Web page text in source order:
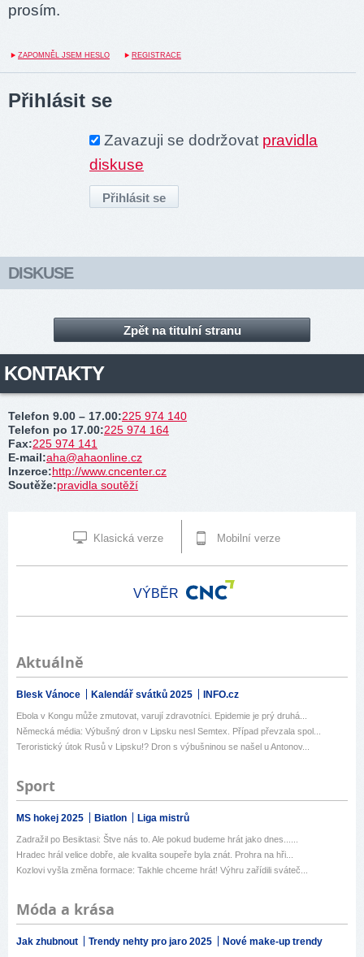
prosím.
ZAPOMNĚL JSEM HESLO REGISTRACE
Přihlásit se
Zavazuji se dodržovat pravidla
diskuse
DISKUSE
Zpět na titulní stranu
KONTAKTY
Telefon 9.00 – 17.00:225 974 140
Telefon po 17.00:225 974 164
Fax:225 974 141
E-mail:aha@ahaonline.cz
Inzerce:http://www.cncenter.cz
Soutěže:pravidla soutěží
Klasická verze Mobilní verze
VÝBĚR
Aktuálně
Blesk Vánoce Kalendář svátků 2025 INFO.cz
Ebola v Kongu může zmutovat, varují zdravotníci. Epidemie je prý druhá...
Německá média: Výbušný dron v Lipsku nesl Semtex. Případ převzala spol...
Teroristický útok Rusů v Lipsku!? Dron s výbušninou se našel u Antonov...
Sport
MS hokej 2025 Biatlon Liga mistrů
Zadražil po Besiktasi: Štve nás to. Ale pokud budeme hrát jako dnes......
Hradec hrál velice dobře, ale kvalita soupeře byla znát. Prohra na hři...
Kozlovi vyšla změna formace: Takhle chceme hrát! Výhru zařídili sváteč...
Móda a krása
Jak zhubnout Trendy nehty pro jaro 2025 Nové make-up trendy